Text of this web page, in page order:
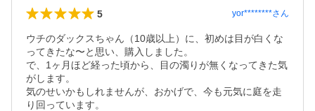
5 yor********さん
ウチのダックスちゃん（10歳以上）に、初めは目が白くな
ってきたな〜と思い、購入しました。
で、1ヶ月ほど経った頃から、目の濁りが無くなってきた気
がします。
気のせいかもしれませんが、おかげで、今も元気に庭を走
り回っています。